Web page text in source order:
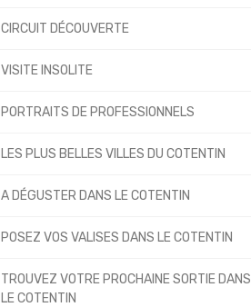
CIRCUIT DÉCOUVERTE
VISITE INSOLITE
PORTRAITS DE PROFESSIONNELS
LES PLUS BELLES VILLES DU COTENTIN
A DÉGUSTER DANS LE COTENTIN
POSEZ VOS VALISES DANS LE COTENTIN
TROUVEZ VOTRE PROCHAINE SORTIE DANS
LE COTENTIN